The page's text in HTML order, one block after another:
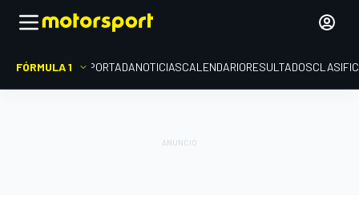
FÓRMULA 1 PORTADANOTICIASCALENDARIORESULTADOS